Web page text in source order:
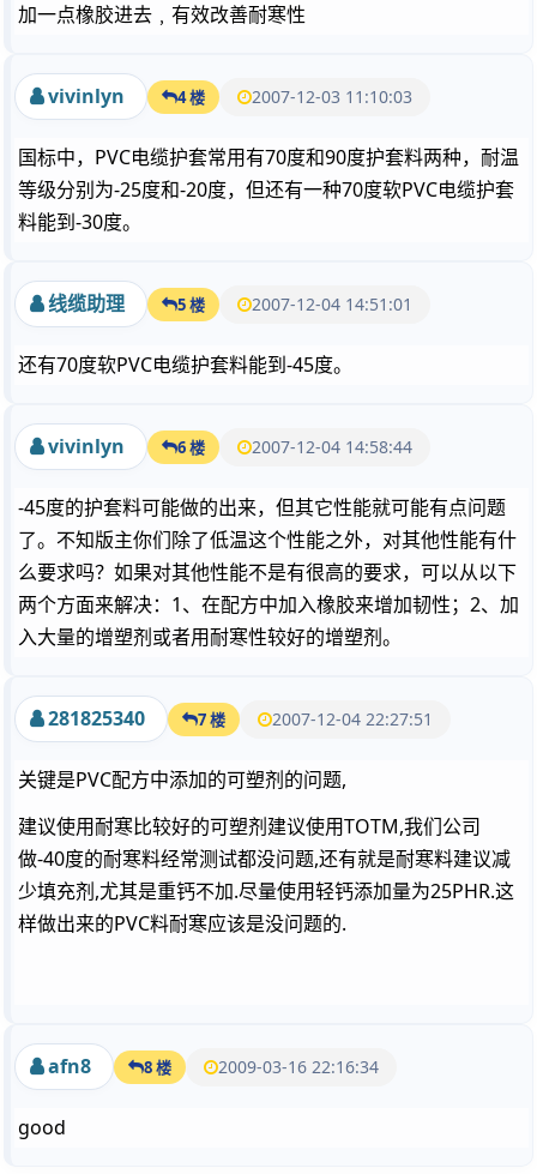
加一点橡胶进去﹐有效改善耐寒性
vivinlyn 4 楼 2007-12-03 11:10:03
国标中，PVC电缆护套常用有70度和90度护套料两种，耐温
等级分别为-25度和-20度，但还有一种70度软PVC电缆护套
料能到-30度。
线缆助理 5 楼 2007-12-04 14:51:01
还有70度软PVC电缆护套料能到-45度。
vivinlyn 6 楼 2007-12-04 14:58:44
-45度的护套料可能做的出来，但其它性能就可能有点问题
了。不知版主你们除了低温这个性能之外，对其他性能有什
么要求吗？如果对其他性能不是有很高的要求，可以从以下
两个方面来解决：1、在配方中加入橡胶来增加韧性；2、加
入大量的增塑剂或者用耐寒性较好的增塑剂。
281825340 7 楼 2007-12-04 22:27:51
关键是PVC配方中添加的可塑剂的问题,
建议使用耐寒比较好的可塑剂建议使用TOTM,我们公司
做-40度的耐寒料经常测试都没问题,还有就是耐寒料建议减
少填充剂,尤其是重钙不加.尽量使用轻钙添加量为25PHR.这
样做出来的PVC料耐寒应该是没问题的.
afn8 8 楼 2009-03-16 22:16:34
good